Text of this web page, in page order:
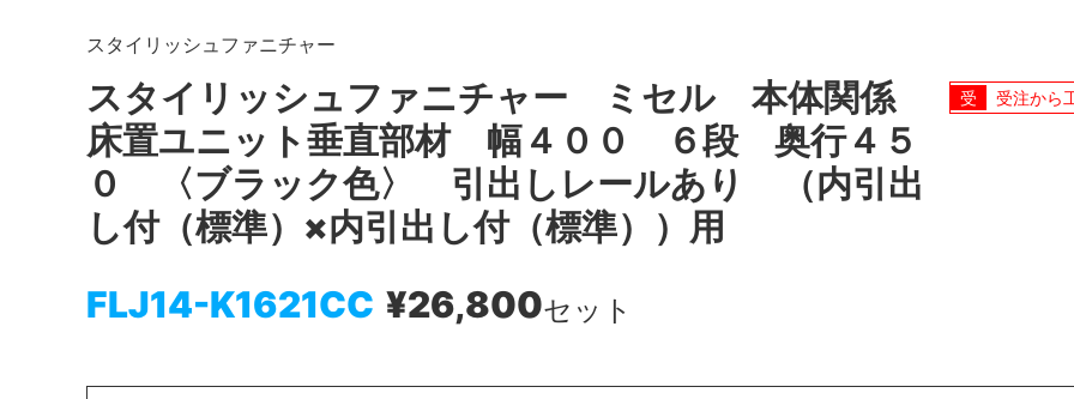
スタイリッシュファニチャー
スタイリッシュファニチャー ミセル 本体関係
床置ユニット垂直部材 幅４００ ６段 奥行４５
０ 〈ブラック色〉 引出しレールあり （内引出
し付（標準）×内引出し付（標準））用
FLJ14-K1621CC ¥26,800セット
受注から